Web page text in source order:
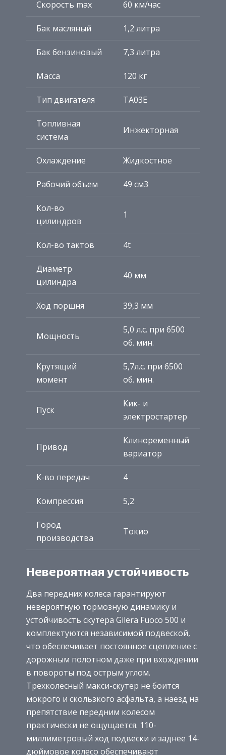
Скорость max 60 км/час
Бак масляный 1,2 литра
Бак бензиновый 7,3 литра
Масса 120 кг
Тип двигателя TA03E
Топливная
система
Инжекторная
Охлаждение Жидкостное
Рабочий объем 49 cм3
Кол-во
цилиндров
1
Кол-во тактов 4t
Диаметр
цилиндра
40 мм
Ход поршня 39,3 мм
Мощность
5,0 л.с. при 6500
об. мин.
Крутящий
момент
5,7л.с. при 6500
об. мин.
Пуск
Кик- и
электростартер
Привод
Клиноременный
вариатор
К-во передач 4
Компрессия 5,2
Город
производства
Токио
Невероятная устойчивость
Два передних колеса гарантируют
невероятную тормозную динамику и
устойчивость скутера Gilera Fuoco 500 и
комплектуются независимой подвеской,
что обеспечивает постоянное сцепление с
дорожным полотном даже при вхождении
в повороты под острым углом.
Трехколесный макси-скутер не боится
мокрого и скользкого асфальта, а наезд на
препятствие передним колесом
практически не ощущается. 110-
миллиметровый ход подвески и заднее 14-
дюймовое колесо обеспечивают